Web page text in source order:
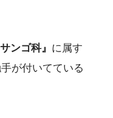
ンゴ科』 に属す
が付いてている